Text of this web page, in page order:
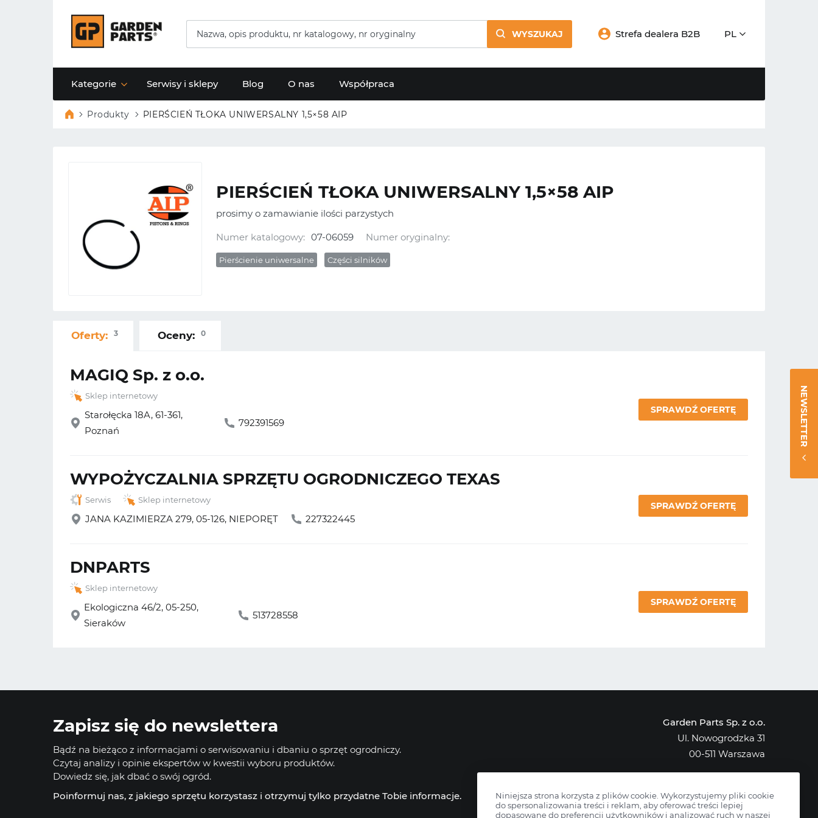
WYSZUKAJ Strefa dealera B2B PL
Kategorie Serwisy i sklepy Blog O nas Współpraca
Produkty PIERŚCIEŃ TŁOKA UNIWERSALNY 1,5×58 AIP
PIERŚCIEŃ TŁOKA UNIWERSALNY 1,5×58 AIP
prosimy o zamawianie ilości parzystych
Numer katalogowy: 07-06059 Numer oryginalny:
Pierścienie uniwersalne Części silników
Oferty: 3 Oceny: 0
MAGIQ Sp. z o.o.
Sklep internetowy
Starołęcka 18A, 61-361,
Poznań
792391569
SPRAWDŹ OFERTĘ
WYPOŻYCZALNIA SPRZĘTU OGRODNICZEGO TEXAS
Serwis Sklep internetowy
JANA KAZIMIERZA 279, 05-126, NIEPORĘT 227322445
SPRAWDŹ OFERTĘ
DNPARTS
Sklep internetowy
Ekologiczna 46/2, 05-250,
Sieraków
513728558
SPRAWDŹ OFERTĘ
NEWSLETTER
Zapisz się do newslettera
Bądź na bieżąco z informacjami o serwisowaniu i dbaniu o sprzęt ogrodniczy.
Czytaj analizy i opinie ekspertów w kwestii wyboru produktów.
Dowiedz się, jak dbać o swój ogród.
Poinformuj nas, z jakiego sprzętu korzystasz i otrzymuj tylko przydatne Tobie informacje.
Garden Parts Sp. z o.o.
Ul. Nowogrodzka 31
00-511 Warszawa
NIP: 701-034-91-62
KRS: 0000431421
Niniejsza strona korzysta z plików cookie. Wykorzystujemy pliki cookie
do spersonalizowania treści i reklam, aby oferować treści lepiej
dopasowane do preferencji użytkowników i analizować ruch w naszej